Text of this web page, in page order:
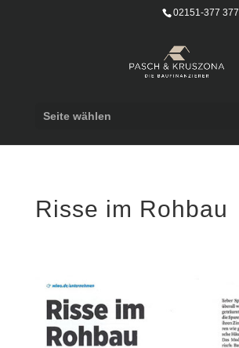
02151-377 377
Seite wählen
Risse im Rohbau